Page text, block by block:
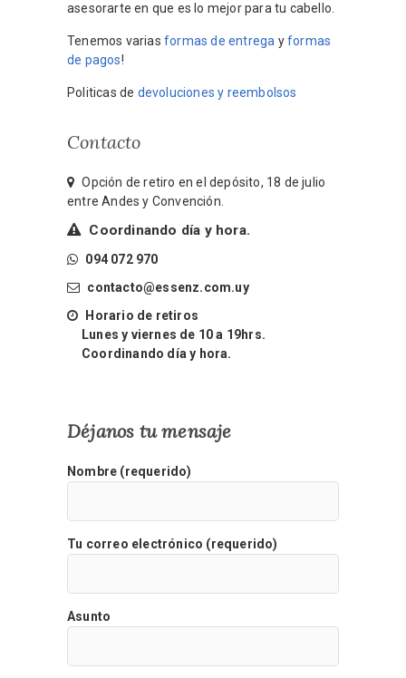
asesorarte en que es lo mejor para tu cabello.
Tenemos varias formas de entrega yformas
de pagos!
Politicas de devoluciones y reembolsos
Contacto
Opción de retiro en el depósito, 18 de julio
entre Andes y Convención.
Coordinando día y hora.
094 072 970
contacto@essenz.com.uy
Horario de retiros
Lunes y viernes de 10 a 19hrs.
Coordinando día y hora.
Déjanos tu mensaje
Nombre (requerido)
Tu correo electrónico (requerido)
Asunto